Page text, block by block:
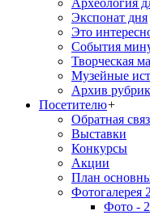
Археология
Экспонат дня
Это
События
Творческая
Музейные
Архив рубрик
Посетителю+
Обратная
Выставки
Конкурсы
Акции
План
Фотогалерея
Фото -